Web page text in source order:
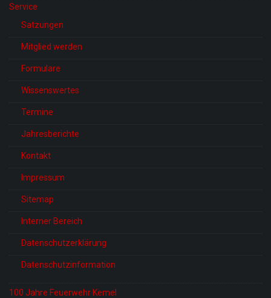
Service
Satzungen
Mitglied werden
Formulare
Wissenswertes
Termine
Jahresberichte
Kontakt
Impressum
Sitemap
Interner Bereich
Datenschutzerklärung
Datenschutzinformation
100 Jahre Feuerwehr Kemel